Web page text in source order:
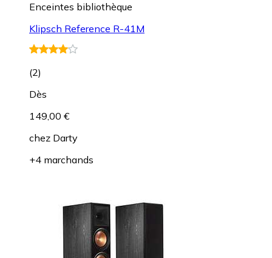
Enceintes bibliothèque
Klipsch Reference R-41M
(2)
Dès
149,00 €
chez Darty
+4 marchands